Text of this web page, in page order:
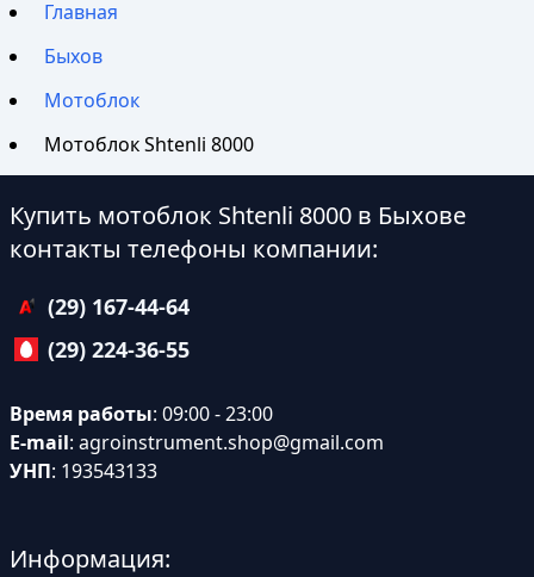
Главная
Быхов
Мотоблок
Мотоблок Shtenli 8000
Купить мотоблок Shtenli 8000 в Быхове
контакты телефоны компании:
(29) 167-44-64
(29) 224-36-55
Время работы: 09:00 - 23:00
E-mail: agroinstrument.shop@gmail.com
УНП: 193543133
Информация: